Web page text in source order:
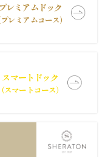
プレミアムドック
プレミアムコース）
スマートドック
（スマートコース）